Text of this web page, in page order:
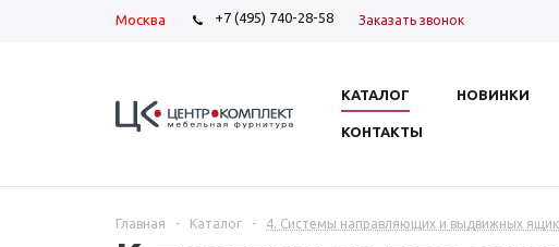
Москва +7 (495) 740-28-58 Заказать звонок
КАТАЛОГ НОВИНКИ
КОНТАКТЫ
Главная - Каталог - 4. Системы направляющих и выдвижных